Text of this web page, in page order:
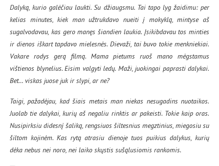
Dalyką, kurio galėčiau laukti. Su džiaugsmu. Tai tapo lyg žaidimu: per
kelias minutes, kiek man užtrukdavo nueiti į mokyklą, mintyse aš
sugalvodavau, kas gero manęs šiandien laukia. Įsikibdavau tos minties
ir dienos iškart tapdavo mielesnės. Dievaži, tai buvo tokie menkniekiai.
Vakare rodys gerą filmą. Mama pietums ruoš mano mėgstamus
vištienos blynelius. Eisim valgyti ledų. Maži, juokingai paprasti dalykai.
Bet… viskas juose juk ir slypi, ar ne?
Taigi, pažadėjau, kad šiais metais man niekas nesugadins nuotaikos.
Juolab tie dalykai, kurių aš negaliu rinktis ar pakeisti. Tokie kaip oras.
Nusipirksiu didesnį šaliką, rengsiuos šiltesnius megztinius, miegosiu su
šiltom kojinėm. Kas rytą atrasiu dienoje tuos puikius dalykus, kurių
dėka nebus nei noro, nei laiko skųstis sušąlusiomis rankomis.